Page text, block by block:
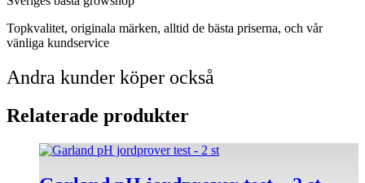
Topkvalitet, originala märken, alltid de bästa priserna, och vår
vänliga kundservice
Andra kunder köper också
Relaterade produkter